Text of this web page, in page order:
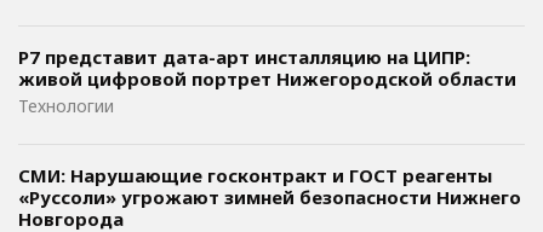
Р7 представит дата-арт инсталляцию на ЦИПР:
живой цифровой портрет Нижегородской области
Технологии
СМИ: Нарушающие госконтракт и ГОСТ реагенты
«Руссоли» угрожают зимней безопасности Нижнего
Новгорода